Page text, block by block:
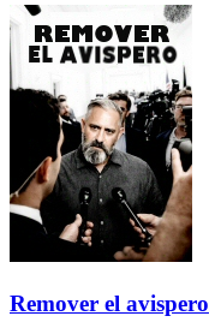
Remover el avispero